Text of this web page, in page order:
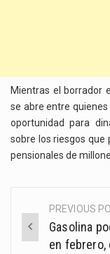
Mientras el borrador
se abre entre
oportunidad para
sobre los riesgos que
pensionales de
Post
navigation
PREVIOUS
Gasolina
en febrero,